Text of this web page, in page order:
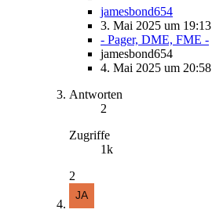
jamesbond654
3. Mai 2025 um 19:13
- Pager, DME, FME -
jamesbond654
4. Mai 2025 um 20:58
Antworten
2
Zugriffe
1k
2